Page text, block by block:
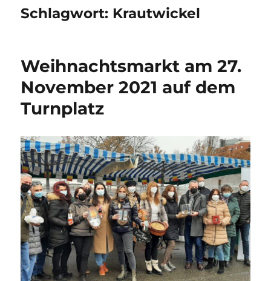
Schlagwort: Krautwickel
Weihnachtsmarkt am 27.
November 2021 auf dem
Turnplatz